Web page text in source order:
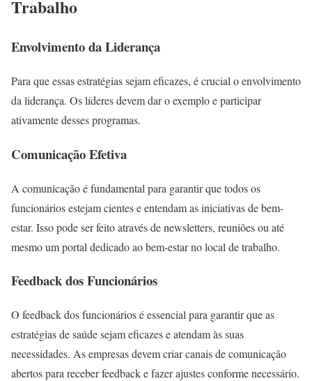
Trabalho
Envolvimento da Liderança
Para que essas estratégias sejam eficazes, é crucial o envolvimento
da liderança. Os líderes devem dar o exemplo e participar
ativamente desses programas.
Comunicação Efetiva
A comunicação é fundamental para garantir que todos os
funcionários estejam cientes e entendam as iniciativas de bem-
estar. Isso pode ser feito através de newsletters, reuniões ou até
mesmo um portal dedicado ao bem-estar no local de trabalho.
Feedback dos Funcionários
O feedback dos funcionários é essencial para garantir que as
estratégias de saúde sejam eficazes e atendam às suas
necessidades. As empresas devem criar canais de comunicação
abertos para receber feedback e fazer ajustes conforme necessário.